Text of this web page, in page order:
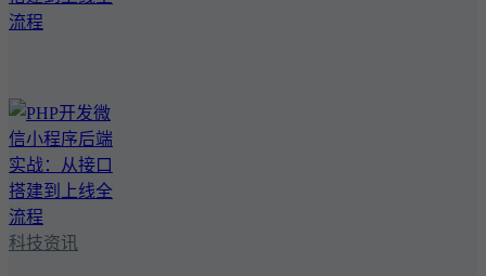
科技资讯